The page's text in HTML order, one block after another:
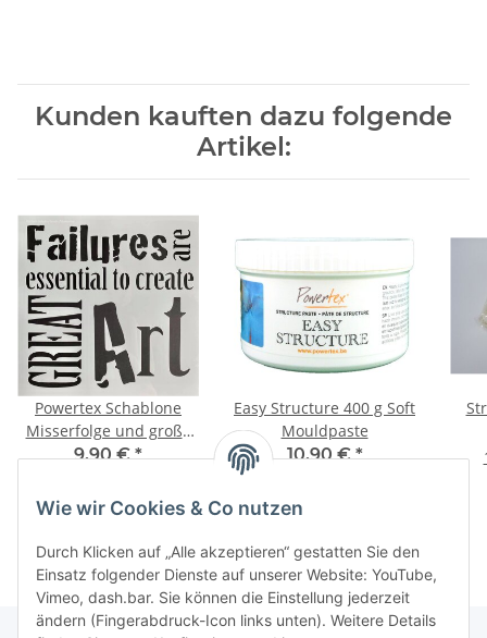
Wie wir Cookies & Co nutzen
Durch Klicken auf „Alle akzeptieren“ gestatten Sie den
Einsatz folgender Dienste auf unserer Website: YouTube,
Vimeo, dash.bar. Sie können die Einstellung jederzeit
ändern (Fingerabdruck-Icon links unten). Weitere Details
Kunden kauften dazu folgende
Artikel:
Powertex Schablone
Misserfolge und große
Kunst 30 x 30 cm
9,90 €*
Easy Structure 400 g Soft
Mouldpaste
10,90 €*